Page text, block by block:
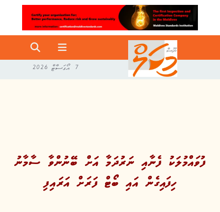
7 އޯގަސްޓް 2026
ފުވައްމުލަކު ފެނާއި ނަރުދަމާ އަށް ބޭނުންވާ ސާމާނު
ހިފައިގެން އައި ބޯޓް ފަރަށް އަރައިފި